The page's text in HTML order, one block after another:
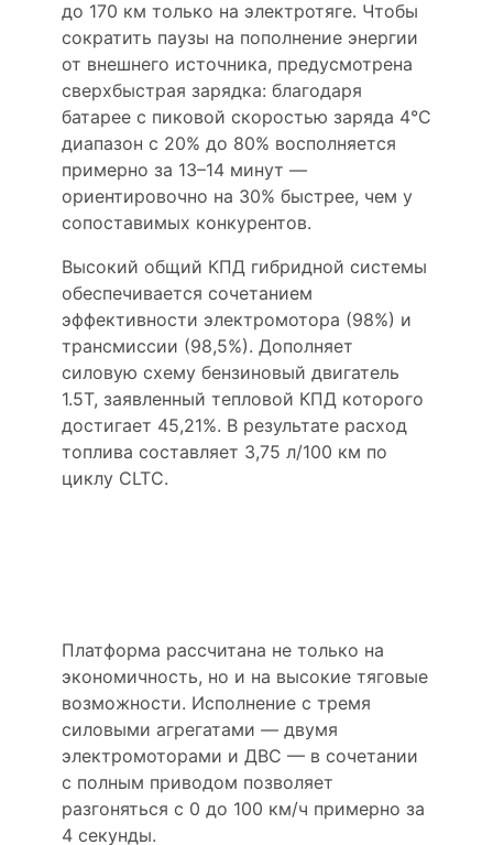
до 170 км только на электротяге. Чтобы
сократить паузы на пополнение энергии
от внешнего источника, предусмотрена
сверхбыстрая зарядка: благодаря
батарее с пиковой скоростью заряда 4°C
диапазон с 20% до 80% восполняется
примерно за 13–14 минут —
ориентировочно на 30% быстрее, чем у
сопоставимых конкурентов.
Высокий общий КПД гибридной системы
обеспечивается сочетанием
эффективности электромотора (98%) и
трансмиссии (98,5%). Дополняет
силовую схему бензиновый двигатель
1.5T, заявленный тепловой КПД которого
достигает 45,21%. В результате расход
топлива составляет 3,75 л/100 км по
циклу CLTC.
Платформа рассчитана не только на
экономичность, но и на высокие тяговые
возможности. Исполнение с тремя
силовыми агрегатами — двумя
электромоторами и ДВС — в сочетании
с полным приводом позволяет
разгоняться с 0 до 100 км/ч примерно за
4 секунды.